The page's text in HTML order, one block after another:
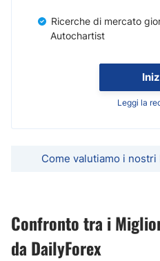
Leggi la
Ricerche di mercato
Autochartist
Come valutiamo i nostri
Confronto tra i
da DailyForex